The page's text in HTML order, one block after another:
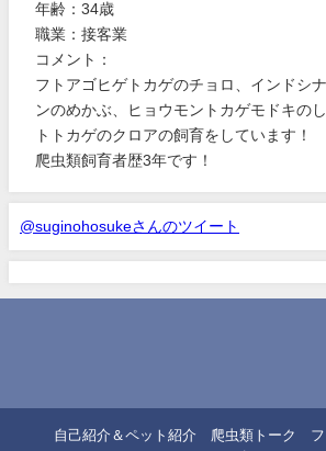
年齢：34歳
職業：接客業
コメント：
フトアゴヒゲトカゲのチョロ、インドシ
ンのめかぶ、ヒョウモントカゲモドキの
トトカゲのクロアの飼育をしています！
爬虫類飼育者歴3年です！
@suginohosukeさんのツイート
自己紹介＆ペット紹介 爬虫類トーク